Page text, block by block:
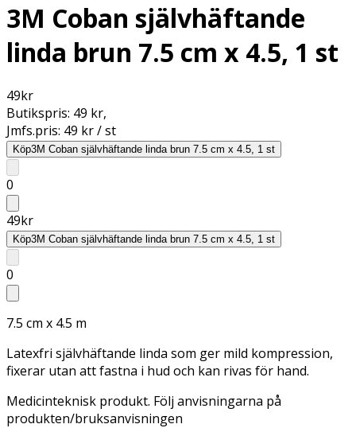
3M Coban självhäftande
linda brun 7.5 cm x 4.5, 1 st
49kr
Butikspris: 49 kr,
Jmfs.pris: 49 kr / st
Köp3M Coban självhäftande linda brun 7.5 cm x 4.5, 1 st
0
49kr
Köp3M Coban självhäftande linda brun 7.5 cm x 4.5, 1 st
0
7.5 cm x 4.5 m
Latexfri självhäftande linda som ger mild kompression,
fixerar utan att fastna i hud och kan rivas för hand.
Medicinteknisk produkt. Följ anvisningarna på
produkten/bruksanvisningen